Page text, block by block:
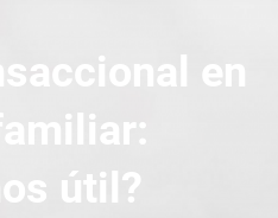
en
útil?